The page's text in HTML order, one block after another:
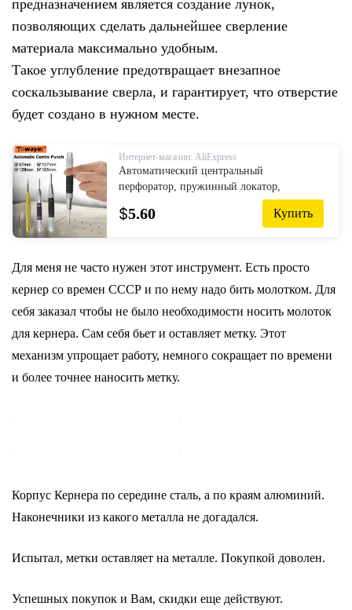
предназначением является создание лунок,
позволяющих сделать дальнейшее сверление
материала максимально удобным.
Такое углубление предотвращает внезапное
соскальзывание сверла, и гарантирует, что отверстие
будет создано в нужном месте.
Интернет-магазин: AliExpress
Автоматический центральный
перфоратор, пружинный локатор,
деревообрабатывающая металлическая
дрель, регулируемый кернер, Центральный
$5.60 Купить
Для меня не часто нужен этот инструмент. Есть просто
кернер со времен СССР и по нему надо бить молотком. Для
себя заказал чтобы не было необходимости носить молоток
для кернера. Сам себя бьет и оставляет метку. Этот
механизм упрощает работу, немного сокращает по времени
и более точнее наносить метку.
Корпус Кернера по середине сталь, а по краям алюминий.
Наконечники из какого металла не догадался.
Испытал, метки оставляет на металле. Покупкой доволен.
Успешных покупок и Вам, скидки еще действуют.